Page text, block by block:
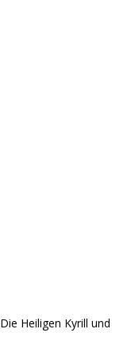
Heiligen Kyrill und